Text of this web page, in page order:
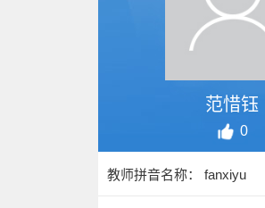
范惜钰
0
教师拼音名称： fanxiyu